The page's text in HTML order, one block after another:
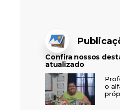
Confira nossos
atualizado
o